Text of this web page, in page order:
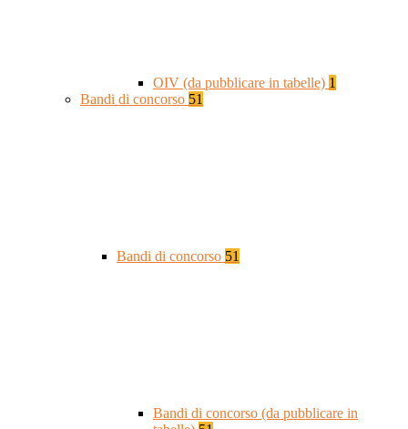
OIV (da pubblicare in tabelle) 1
Bandi di concorso 51
Bandi di concorso 51
Bandi di concorso (da pubblicare in